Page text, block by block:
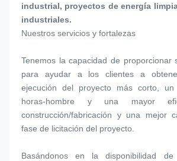
industrial, proyectos de energía
industriales.
Nuestros servicios y fortalezas
Tenemos la capacidad de proporcionar
para ayudar a los clientes a
ejecución del proyecto más corto,
horas-hombre y una mayor
construcción/fabricación y una mejor
fase de licitación del proyecto.
Basándonos en la disponibilidad